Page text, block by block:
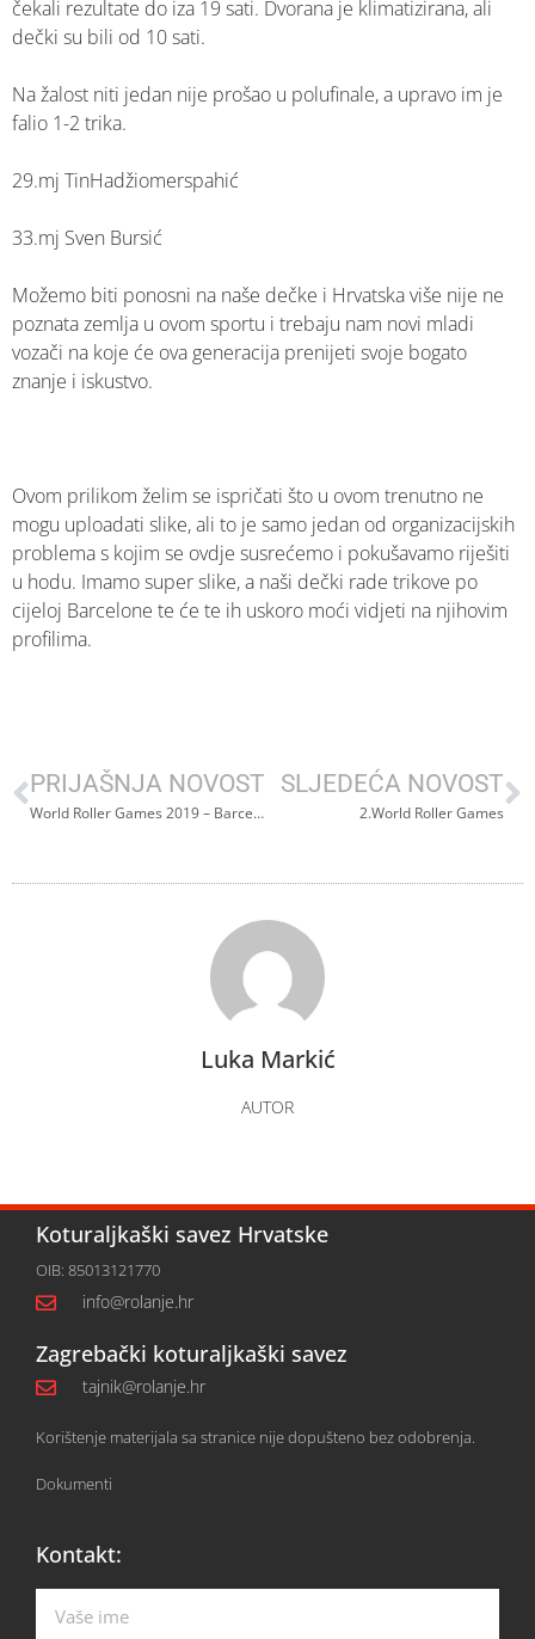
Luka Markić
AUTOR
čekali rezultate do iza 19 sati. Dvorana je klimatizirana, ali
dečki su bili od 10 sati.
Na žalost niti jedan nije prošao u polufinale, a upravo im je
falio 1-2 trika.
29.mj TinHadžiomerspahić
33.mj Sven Bursić
Možemo biti ponosni na naše dečke i Hrvatska više nije ne
poznata zemlja u ovom sportu i trebaju nam novi mladi
vozači na koje će ova generacija prenijeti svoje bogato
znanje i iskustvo.
Ovom prilikom želim se ispričati što u ovom trenutno ne
mogu uploadati slike, ali to je samo jedan od organizacijskih
problema s kojim se ovdje susrećemo i pokušavamo riješiti
u hodu. Imamo super slike, a naši dečki rade trikove po
cijeloj Barcelone te će te ih uskoro moći vidjeti na njihovim
profilima.
PRIJAŠNJA NOVOST
World Roller Games 2019 – Barcelona
SLJEDEĆA NOVOST
2.World Roller Games
Koturaljkaški savez Hrvatske
OIB: 85013121770
info@rolanje.hr
Zagrebački koturaljkaški savez
tajnik@rolanje.hr
Korištenje materijala sa stranice nije dopušteno bez odobrenja.
Dokumenti
Kontakt: